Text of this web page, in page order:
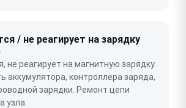
/ не реагирует на зарядку
не реагирует на магнитную зарядку.
аккумулятора, контроллера заряда,
зарядки. Ремонт цепи
узла.